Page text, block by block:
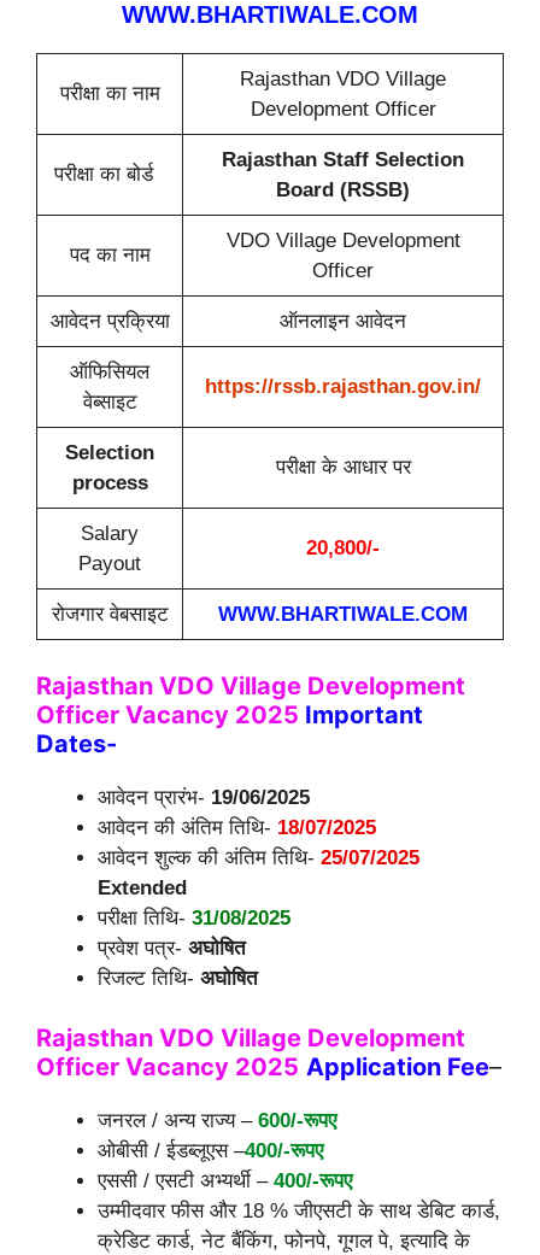
WWW.BHARTIWALE.COM
परीक्षा का नाम
Rajasthan VDO Village
Development Officer
परीक्षा का बोर्ड
Rajasthan Staff Selection
Board (RSSB)
पद का नाम
VDO Village Development
Officer
आवेदन प्रक्रिया ऑनलाइन आवेदन
ऑफिसियल
वेब्साइट
https://rssb.rajasthan.gov.in/
Selection
process
परीक्षा के आधार पर
Salary
Payout
20,800/-
रोजगार वेबसाइट WWW.BHARTIWALE.COM
Rajasthan VDO Village Development
Officer Vacancy 2025 Important
Dates-
आवेदन प्रारंभ- 19/06/2025
आवेदन की अंतिम तिथि- 18/07/2025
आवेदन शुल्क की अंतिम तिथि- 25/07/2025
Extended
परीक्षा तिथि- 31/08/2025
प्रवेश पत्र- अघोषित
रिजल्ट तिथि- अघोषित
Rajasthan VDO Village Development
Officer Vacancy 2025 Application Fee–
जनरल / अन्य राज्य – 600/-रूपए
ओबीसी / ईडब्लूएस –400/-रूपए
एससी / एसटी अभ्यर्थी – 400/-रूपए
उम्मीदवार फीस और 18 % जीएसटी के साथ डेबिट कार्ड,
क्रेडिट कार्ड, नेट बैंकिंग, फोनपे, गूगल पे, इत्यादि के